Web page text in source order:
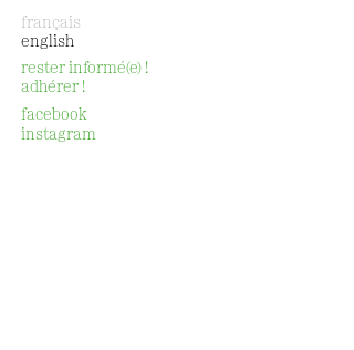
français
english
rester informé(e) !
adhérer !
CONTACT
facebook
instagram